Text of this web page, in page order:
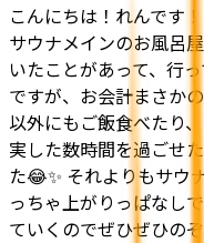
こんにちは！れんです
サウナメインのお風呂
いたことがあって、行
ですが、お会計まさか
以外にもご飯食べたり
実した数時間を過ごせ
た😂✨ それよりもサウ
っちゃ上がりっぱなし
ていくのでぜひぜひの